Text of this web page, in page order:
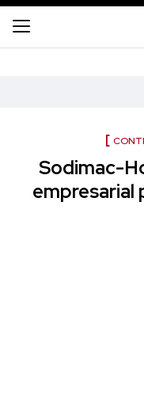
Sodimac-
empresarial